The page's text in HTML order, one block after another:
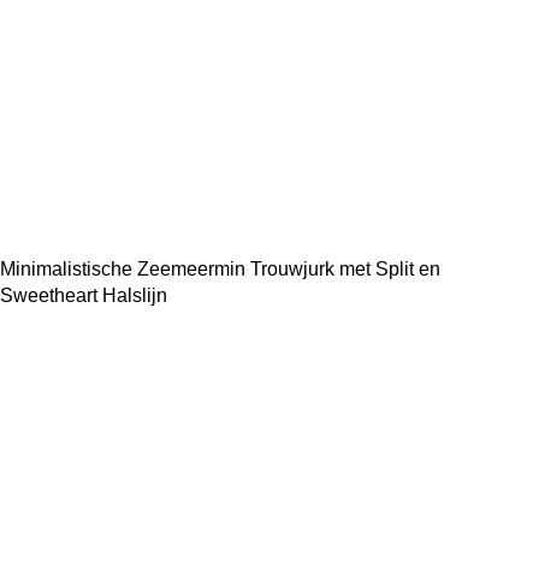
Minimalistische Zeemeermin Trouwjurk met Split en
Sweetheart Halslijn